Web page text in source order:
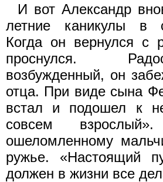
И вот Александр
летние каникулы в
Когда он вернулся с
проснулся.
возбужденный, он
отца. При виде сына
встал и подошел к
совсем
ошеломленному
ружье. «Настоящий
должен в жизни все